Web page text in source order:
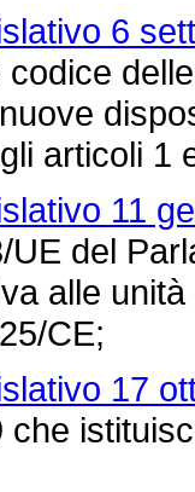
6
articoli 1
11
del
alle
CE;
17
che